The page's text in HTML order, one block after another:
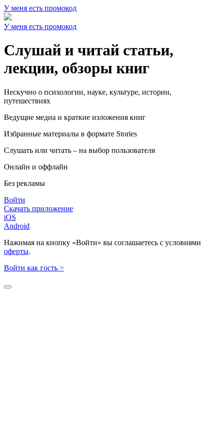
У меня есть промокод
У меня есть промокод
Слушай и читай статьи,
лекции, обзоры книг
Нескучно о психологии, науке, культуре, истории,
путешествиях
Ведущие медиа и краткие изложения книг
Избранные материалы в формате Stories
Слушать или читать – на выбор пользователя
Онлайн и оффлайн
Без рекламы
Войти
Скачать приложение
iOS
Android
Нажимая на кнопку «Войти» вы соглашаетесь с условиями
оферты.
Войти как гость >